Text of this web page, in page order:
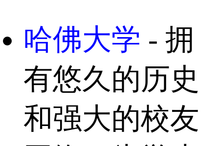
哈佛大学 - 拥
有悠久的历史
和强大的校友